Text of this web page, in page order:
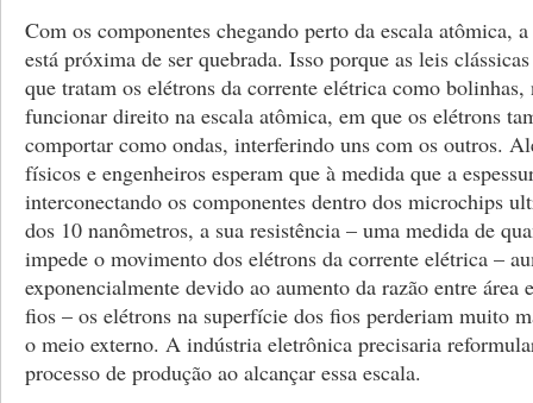
Com os componentes chegando perto da escala atômica,
está próxima de ser quebrada. Isso porque as leis
que tratam os elétrons da corrente elétrica como bolinhas,
funcionar direito na escala atômica, em que os elétrons
comportar como ondas, interferindo uns com os outros.
físicos e engenheiros esperam que à medida que a
interconectando os componentes dentro dos microchips
dos 10 nanômetros, a sua resistência – uma medida de
impede o movimento dos elétrons da corrente elétrica –
exponencialmente devido ao aumento da razão entre área
fios – os elétrons na superfície dos fios perderiam muito
o meio externo. A indústria eletrônica precisaria
processo de produção ao alcançar essa escala.